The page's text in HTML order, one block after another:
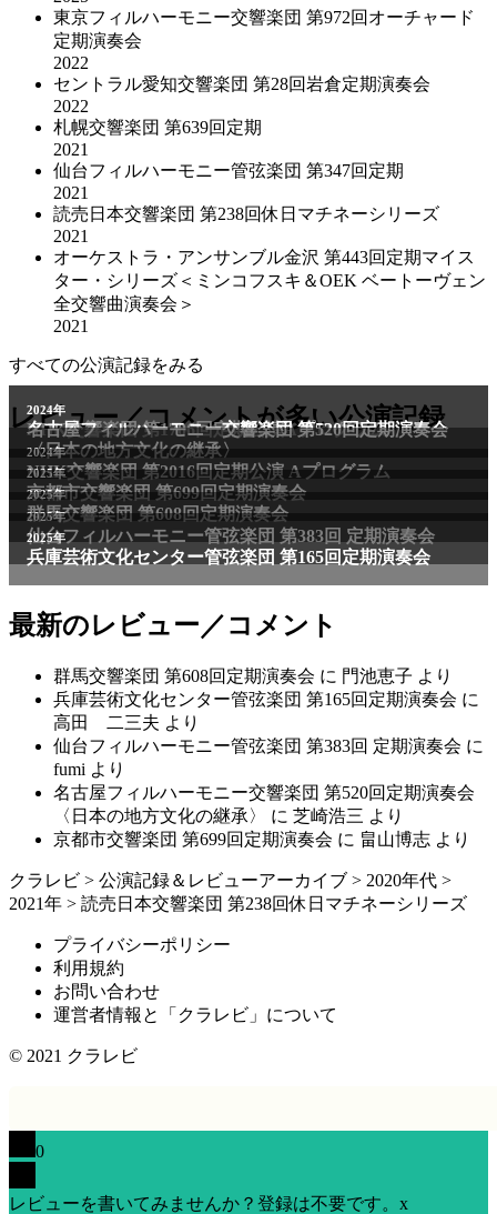
東京フィルハーモニー交響楽団 第972回オーチャード
定期演奏会
2022
セントラル愛知交響楽団 第28回岩倉定期演奏会
2022
札幌交響楽団 第639回定期
2021
仙台フィルハーモニー管弦楽団 第347回定期
2021
読売日本交響楽団 第238回休日マチネーシリーズ
2021
オーケストラ・アンサンブル金沢 第443回定期マイス
ター・シリーズ＜ミンコフスキ＆OEK ベートーヴェン
全交響曲演奏会＞
2021
すべての公演記録をみる
レビュー／コメントが多い公演記録
2011年
NHK交響楽団 第1706回定期公演Aプログラム
2024年
名古屋フィルハーモニー交響楽団 第520回定期演奏会
〈日本の地方文化の継承〉
2024年
NHK交響楽団 第2016回定期公演 Aプログラム
2025年
京都市交響楽団 第699回定期演奏会
2025年
群馬交響楽団 第608回定期演奏会
2025年
仙台フィルハーモニー管弦楽団 第383回 定期演奏会
2025年
兵庫芸術文化センター管弦楽団 第165回定期演奏会
最新のレビュー／コメント
群馬交響楽団 第608回定期演奏会 に 門池恵子 より
兵庫芸術文化センター管弦楽団 第165回定期演奏会 に
高田 二三夫 より
仙台フィルハーモニー管弦楽団 第383回 定期演奏会 に
fumi より
名古屋フィルハーモニー交響楽団 第520回定期演奏会
〈日本の地方文化の継承〉
に 芝崎浩三 より
京都市交響楽団 第699回定期演奏会 に 畠山博志 より
クラレビ > 公演記録＆レビューアーカイブ > 2020年代 >
2021年 > 読売日本交響楽団 第238回休日マチネーシリーズ
プライバシーポリシー
利用規約
お問い合わせ
運営者情報と「クラレビ」について
© 2021 クラレビ
0
レビューを書いてみませんか？登録は不要です。 x